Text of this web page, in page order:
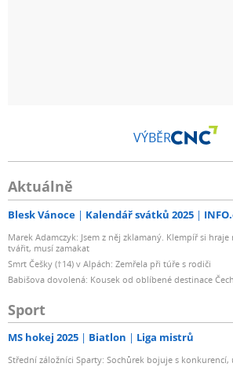
VÝBĚR
Aktuálně
Blesk Vánoce Kalendář svátků 2025
Marek Adamczyk: Jsem z něj zklamaný. Klempíř si
tvářit, musí zamakat
Smrt Češky (†14) v Alpách: Zemřela při túře s rodiči
Babišova dovolená: Kousek od oblíbené destinace
Sport
MS hokej 2025 Biatlon Liga mistrů
Střední záložníci Sparty: Sochůrek bojuje s konkurencí,